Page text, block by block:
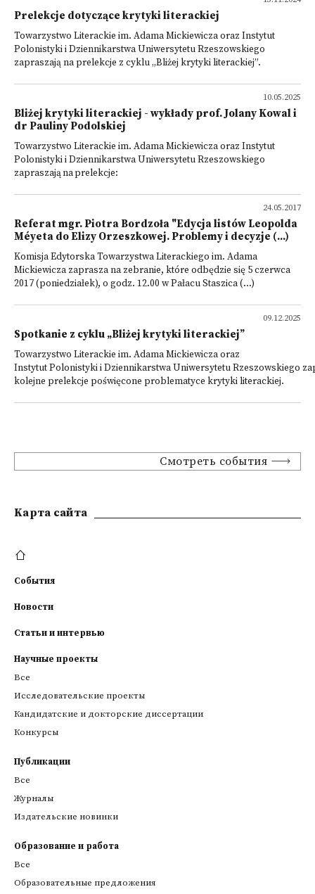
Prelekcje dotyczące krytyki literackiej
Towarzystwo Literackie im. Adama Mickiewicza oraz Instytut
Polonistyki i Dziennikarstwa Uniwersytetu Rzeszowskiego
zapraszają na prelekcje z cyklu „Bliżej krytyki literackiej”.
10.05.2025
Bliżej krytyki literackiej - wykłady prof. Jolany Kowal i
dr Pauliny Podolskiej
Towarzystwo Literackie im. Adama Mickiewicza oraz Instytut
Polonistyki i Dziennikarstwa Uniwersytetu Rzeszowskiego
zapraszają na prelekcje:
24.05.2017
Referat mgr. Piotra Bordzoła "Edycja listów Leopolda
Méyeta do Elizy Orzeszkowej. Problemy i decyzje (...)
Komisja Edytorska Towarzystwa Literackiego im. Adama
Mickiewicza zaprasza na zebranie, które odbędzie się 5 czerwca
2017 (poniedziałek), o godz. 12.00 w Pałacu Staszica (...)
09.12.2025
Spotkanie z cyklu „Bliżej krytyki literackiej”
Towarzystwo Literackie im. Adama Mickiewicza oraz
Instytut Polonistyki i Dziennikarstwa Uniwersytetu Rzeszowskiego
kolejne prelekcje poświęcone problematyce krytyki literackiej.
Смотреть события
Kарта сайта
События
Новости
Статьи и интервью
Научные проекты
Все
Исследовательские проекты
Кандидатские и докторские диссертации
Конкурсы
Публикации
Все
Журналы
Издательские новинки
Образование и работа
Все
Образовательные предложения